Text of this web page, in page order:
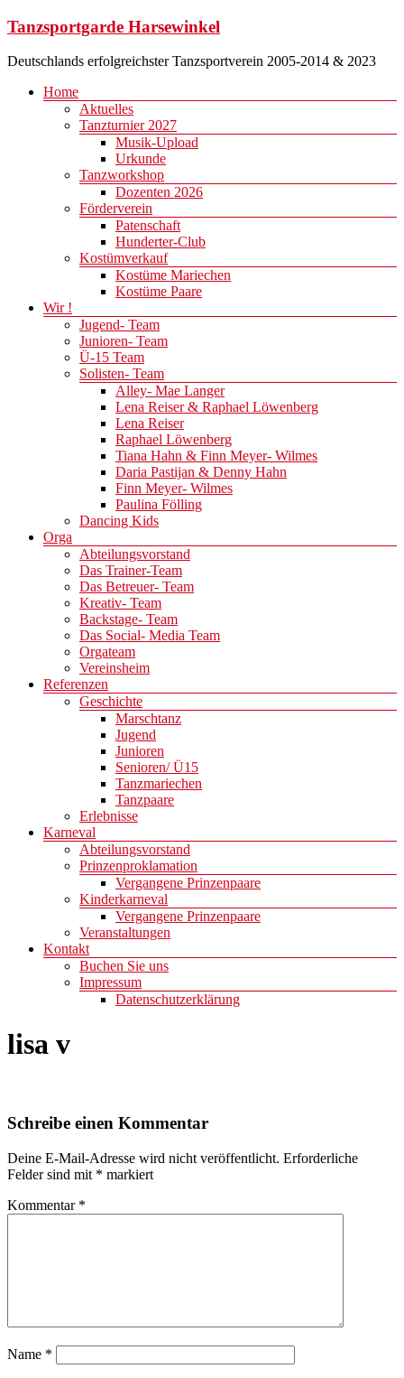
Zum
springen
Tanzsportgarde Harsewinkel
Deutschlands erfolgreichster Tanzsportverein 2005-2014 & 2023
Menü
Home
Aktuelles
Tanzturnier 2027
Musik-Upload
Urkunde
Tanzworkshop
Dozenten 2026
Förderverein
Patenschaft
Hunderter-Club
Kostümverkauf
Kostüme Mariechen
Kostüme Paare
Wir !
Jugend- Team
Junioren- Team
Ü-15 Team
Solisten- Team
Alley- Mae Langer
Lena Reiser & Raphael Löwenberg
Lena Reiser
Raphael Löwenberg
Tiana Hahn & Finn Meyer- Wilmes
Daria Pastijan & Denny Hahn
Finn Meyer- Wilmes
Paulina Fölling
Dancing Kids
Orga
Abteilungsvorstand
Das Trainer-Team
Das Betreuer- Team
Kreativ- Team
Backstage- Team
Das Social- Media Team
Orgateam
Vereinsheim
Referenzen
Geschichte
Marschtanz
Jugend
Junioren
Senioren/ Ü15
Tanzmariechen
Tanzpaare
Erlebnisse
Karneval
Abteilungsvorstand
Prinzenproklamation
Vergangene Prinzenpaare
Kinderkarneval
Vergangene Prinzenpaare
Veranstaltungen
Kontakt
Buchen Sie uns
Impressum
Datenschutzerklärung
lisa v
Schreibe einen Kommentar
Deine E-Mail-Adresse wird nicht veröffentlicht. Erforderliche
Felder sind mit * markiert
Kommentar *
Name *